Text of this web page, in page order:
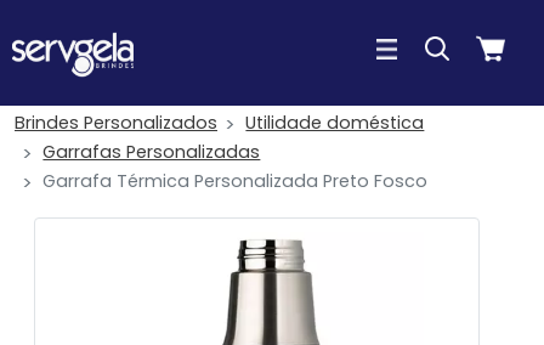
Brindes Personalizados
Utilidade doméstica
Garrafas Personalizadas
Garrafa Térmica Personalizada Preto Fosco